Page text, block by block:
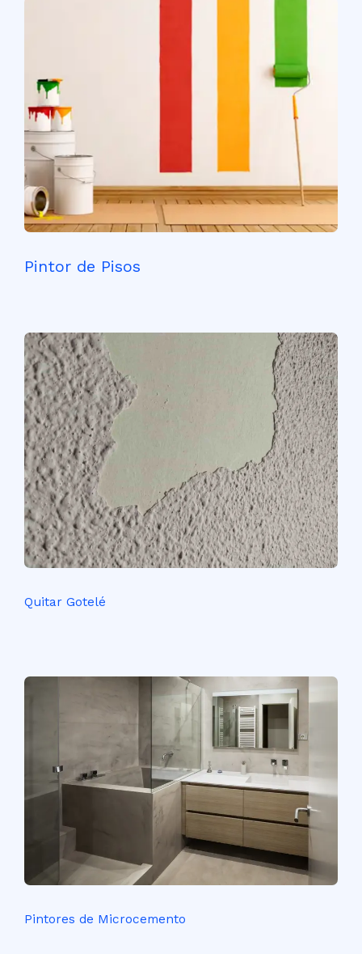
Pintor de Pisos
Quitar Gotelé
Pintores de Microcemento